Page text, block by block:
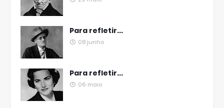
Para refletir...
08 junho
Para refletir...
06 maio